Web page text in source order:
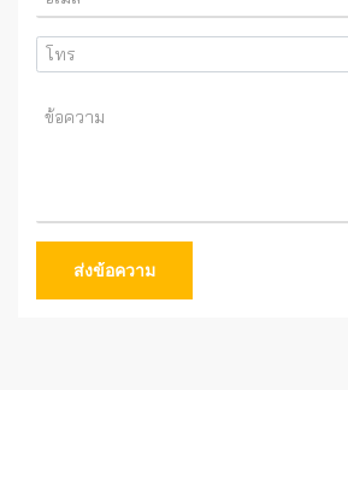
ส่งข้อความ